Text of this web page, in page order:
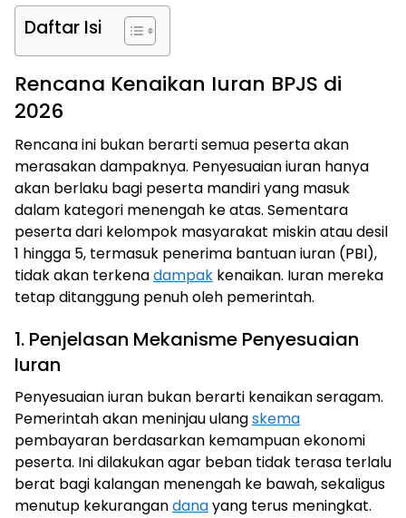
Daftar Isi
Rencana Kenaikan Iuran BPJS di
2026
Rencana ini bukan berarti semua peserta akan
merasakan dampaknya. Penyesuaian iuran hanya
akan berlaku bagi peserta mandiri yang masuk
dalam kategori menengah ke atas. Sementara
peserta dari kelompok masyarakat miskin atau desil
1 hingga 5, termasuk penerima bantuan iuran (PBI),
tidak akan terkenadampak kenaikan. Iuran mereka
tetap ditanggung penuh oleh pemerintah.
1. Penjelasan Mekanisme Penyesuaian
Iuran
Penyesuaian iuran bukan berarti kenaikan seragam.
Pemerintah akan meninjau ulangskema
pembayaran berdasarkan kemampuan ekonomi
peserta. Ini dilakukan agar beban tidak terasa terlalu
berat bagi kalangan menengah ke bawah, sekaligus
menutup kekurangandanayang terus meningkat.